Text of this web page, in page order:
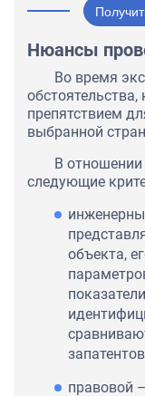
Нюансы
Во время
препятствием
выбранной
В
следующие
объекта,
правовой